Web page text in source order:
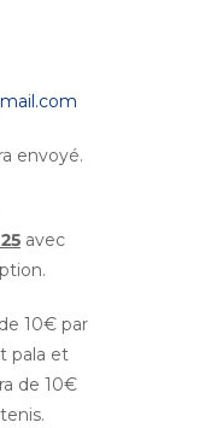
envoyé.
avec
10€ par
pala et
de 10€